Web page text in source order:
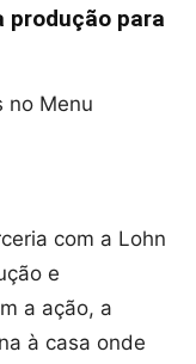
produção para
no Menu
com a Lohn
e
a ação, a
à casa onde